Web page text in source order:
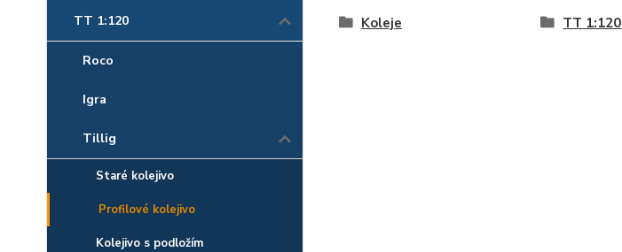
TT 1:120
Roco
Igra
Tillig
Staré kolejivo
Profilové kolejivo
Kolejivo s podložím
Koleje TT 1:120